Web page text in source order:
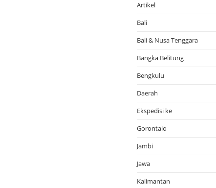
Artikel
Bali
Bali & Nusa Tenggara
Bangka Belitung
Bengkulu
Daerah
Ekspedisi ke
Gorontalo
Jambi
Jawa
Kalimantan